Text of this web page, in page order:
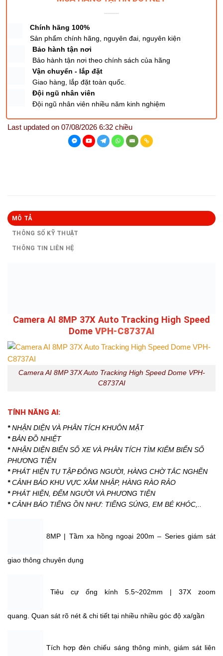
Chính hãng 100%
Sản phẩm chính hãng, nguyên đai, nguyên kiện
Bảo hành tận nơi
Bảo hành tận nơi theo chính sách của hãng
Vận chuyển - lắp đặt
Giao hàng, lắp đặt toàn quốc.
Đội ngũ nhân viên
Đội ngũ nhân viên nhiều năm kinh nghiệm
Last updated on 07/08/2026 6:32 chiều
MÔ TẢ
THÔNG SỐ KỸ THUẬT
THÔNG TIN LIÊN HỆ
Camera AI 8MP 37X Auto Tracking High Speed
Dome VPH-C8737AI
Camera AI 8MP 37X Auto Tracking High Speed Dome VPH-
C8737AI
TÍNH NĂNG AI:
*NHẬN DIỆN VÀ PHÂN TÍCH KHUÔN MẶT
*BẢN ĐỒ NHIỆT
*NHẬN DIỆN BIỂN SỐ XE VÀ PHÂN TÍCH TÌM KIẾM BIỂN SỐ
PHƯƠNG TIỆN
*PHÁT HIỆN TỤ TẬP ĐÔNG NGƯỜI, HÀNG CHỜ TẮC NGHẼN
*CẢNH BÁO KHU VỰC XÂM NHẬP, HÀNG RÀO RẢO
*PHÁT HIỆN, ĐẾM NGƯỜI VÀ PHƯƠNG TIỆN
*CẢNH BÁO TIẾNG ỒN NHƯ: TIẾNG SÚNG, EM BÉ KHÓC,..
8MP | Tầm xa hồng ngoại 200m – Series giám sát
giao thông chuyên dụng
Tiêu cự ống kính 5.5~202mm | 37X zoom
quang. Quan sát rõ nét & chi tiết tại nhiều nhiều góc độ xa/gần
Tích hợp đèn chiếu sáng thông minh, giám sát liên